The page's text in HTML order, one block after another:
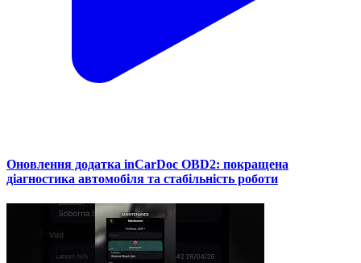
Оновлення додатка inCarDoc OBD2: покращена
діагностика автомобіля та стабільність роботи